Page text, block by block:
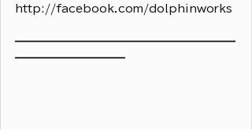
http://facebook.com/dolphinworks
━━━━━━━━━━━━━━━━━━━━
━━━━━━━━━━